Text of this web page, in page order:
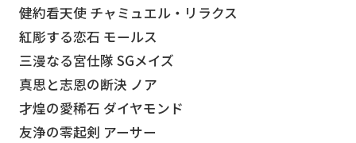
健約看天使 チャミュエル・リラクス
紅彫する恋石 モールス
三漫なる宮仕隊 SGメイズ
真思と志恩の断決 ノア
才煌の愛稀石 ダイヤモンド
友浄の零起剣 アーサー